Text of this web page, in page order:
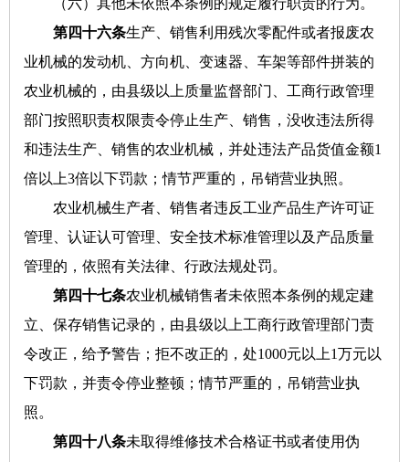
（六）其他未依照本条例的规定履行职责的行为。
第四十六条生产、销售利用残次零配件或者报废农
业机械的发动机、方向机、变速器、车架等部件拼装的
农业机械的，由县级以上质量监督部门、工商行政管理
部门按照职责权限责令停止生产、销售，没收违法所得
和违法生产、销售的农业机械，并处违法产品货值金额1
倍以上3倍以下罚款；情节严重的，吊销营业执照。
农业机械生产者、销售者违反工业产品生产许可证
管理、认证认可管理、安全技术标准管理以及产品质量
管理的，依照有关法律、行政法规处罚。
第四十七条农业机械销售者未依照本条例的规定建
立、保存销售记录的，由县级以上工商行政管理部门责
令改正，给予警告；拒不改正的，处1000元以上1万元以
下罚款，并责令停业整顿；情节严重的，吊销营业执
照。
第四十八条未取得维修技术合格证书或者使用伪